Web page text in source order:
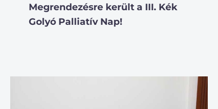
Megrendezésre került a III. Kék
Golyó Palliatív Nap!